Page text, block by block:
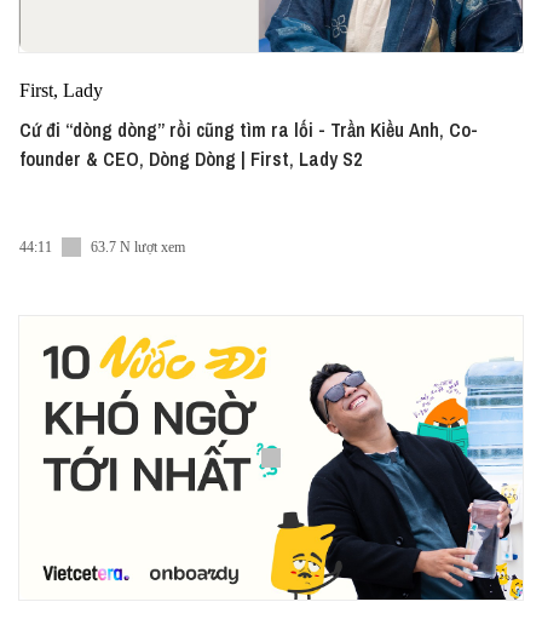
First, Lady
Cứ đi “dòng dòng” rồi cũng tìm ra lối - Trần Kiều Anh, Co-
founder & CEO, Dòng Dòng | First, Lady S2
44:11 63.7 N lượt xem